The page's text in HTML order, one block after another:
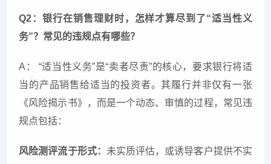
Q2：银行在销售理财时，怎样才算尽到了“适当性义
务”？常见的违规点有哪些？
A： “适当性义务”是“卖者尽责”的核心，要求银行将适
当的产品销售给适当的投资者。其履行并非仅有一张
《风险揭示书》，而是一个动态、审慎的过程，常见违
规点包括：
风险测评流于形式： 未实质评估，或诱导客户提供不实